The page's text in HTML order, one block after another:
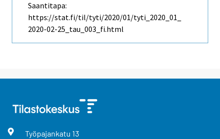
Saantitapa:
https://stat.fi/til/tyti/2020/01/tyti_2020_01_
2020-02-25_tau_003_fi.html
Työpajankatu 13